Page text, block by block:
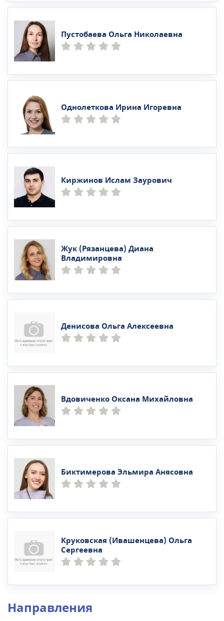
Пустобаева Ольга Николаевна
Однолеткова Ирина Игоревна
Киржинов Ислам Заурович
Жук (Рязанцева) Диана
Владимировна
Денисова Ольга Алексеевна
Вдовиченко Оксана Михайловна
Биктимерова Эльмира Анясовна
Круковская (Ивашенцева) Ольга
Сергеевна
Направления